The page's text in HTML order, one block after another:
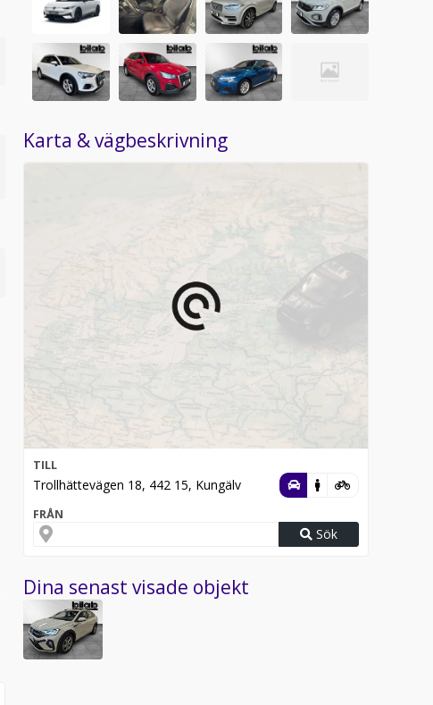
Karta & vägbeskrivning
TILL
Trollhättevägen 18, 442 15, Kungälv
FRÅN
Sök
Dina senast visade objekt